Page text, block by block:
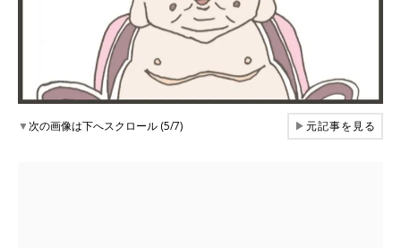
▼次の画像は下へスクロール (5/7) ▶元記事を見る